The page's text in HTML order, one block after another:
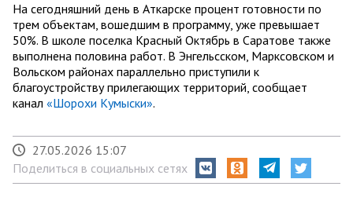
На сегодняшний день в Аткарске процент готовности по
трем объектам, вошедшим в программу, уже превышает
50%. В школе поселка Красный Октябрь в Саратове также
выполнена половина работ. В Энгельсском, Марксовском и
Вольском районах параллельно приступили к
благоустройству прилегающих территорий, сообщает
канал «Шорохи Кумыски».
27.05.2026 15:07
Поделиться в социальных сетях